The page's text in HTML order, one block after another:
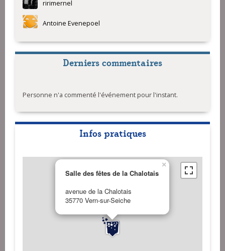
Trio Gwan - Kind of Breizh
Trio Gwan - Paol KALVEZ
ririmernel
Antoine Evenepoel
Derniers commentaires
Personne n'a commenté l'événement pour l'instant.
Infos pratiques
Salle des fêtes de la Chalotais
avenue de la Chalotais
35770 Vern-sur-Seiche
×